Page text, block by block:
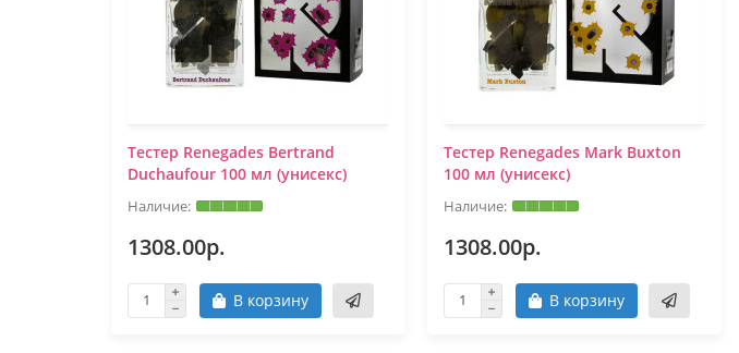
Тестер Renegades Bertrand
Duchaufour 100 мл (унисекс)
1308.00р.
В корзину
Тестер Renegades Mark Buxton
100 мл (унисекс)
1308.00р.
В корзину